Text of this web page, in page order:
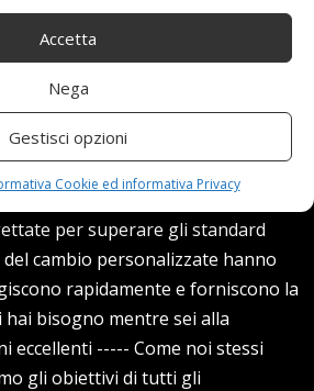
Accetta
Nega
Gestisci opzioni
Cookie ed informativa Privacy
perfetto per le tue attuali leve del
per superare gli standard
del cambio personalizzate hanno
rapidamente e forniscono la
hai bisogno mentre sei alla
eccellenti ----- Come noi stessi
gli obiettivi di tutti gli